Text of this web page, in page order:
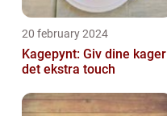
20 february 2024
Kagepynt: Giv dine kager
det ekstra touch